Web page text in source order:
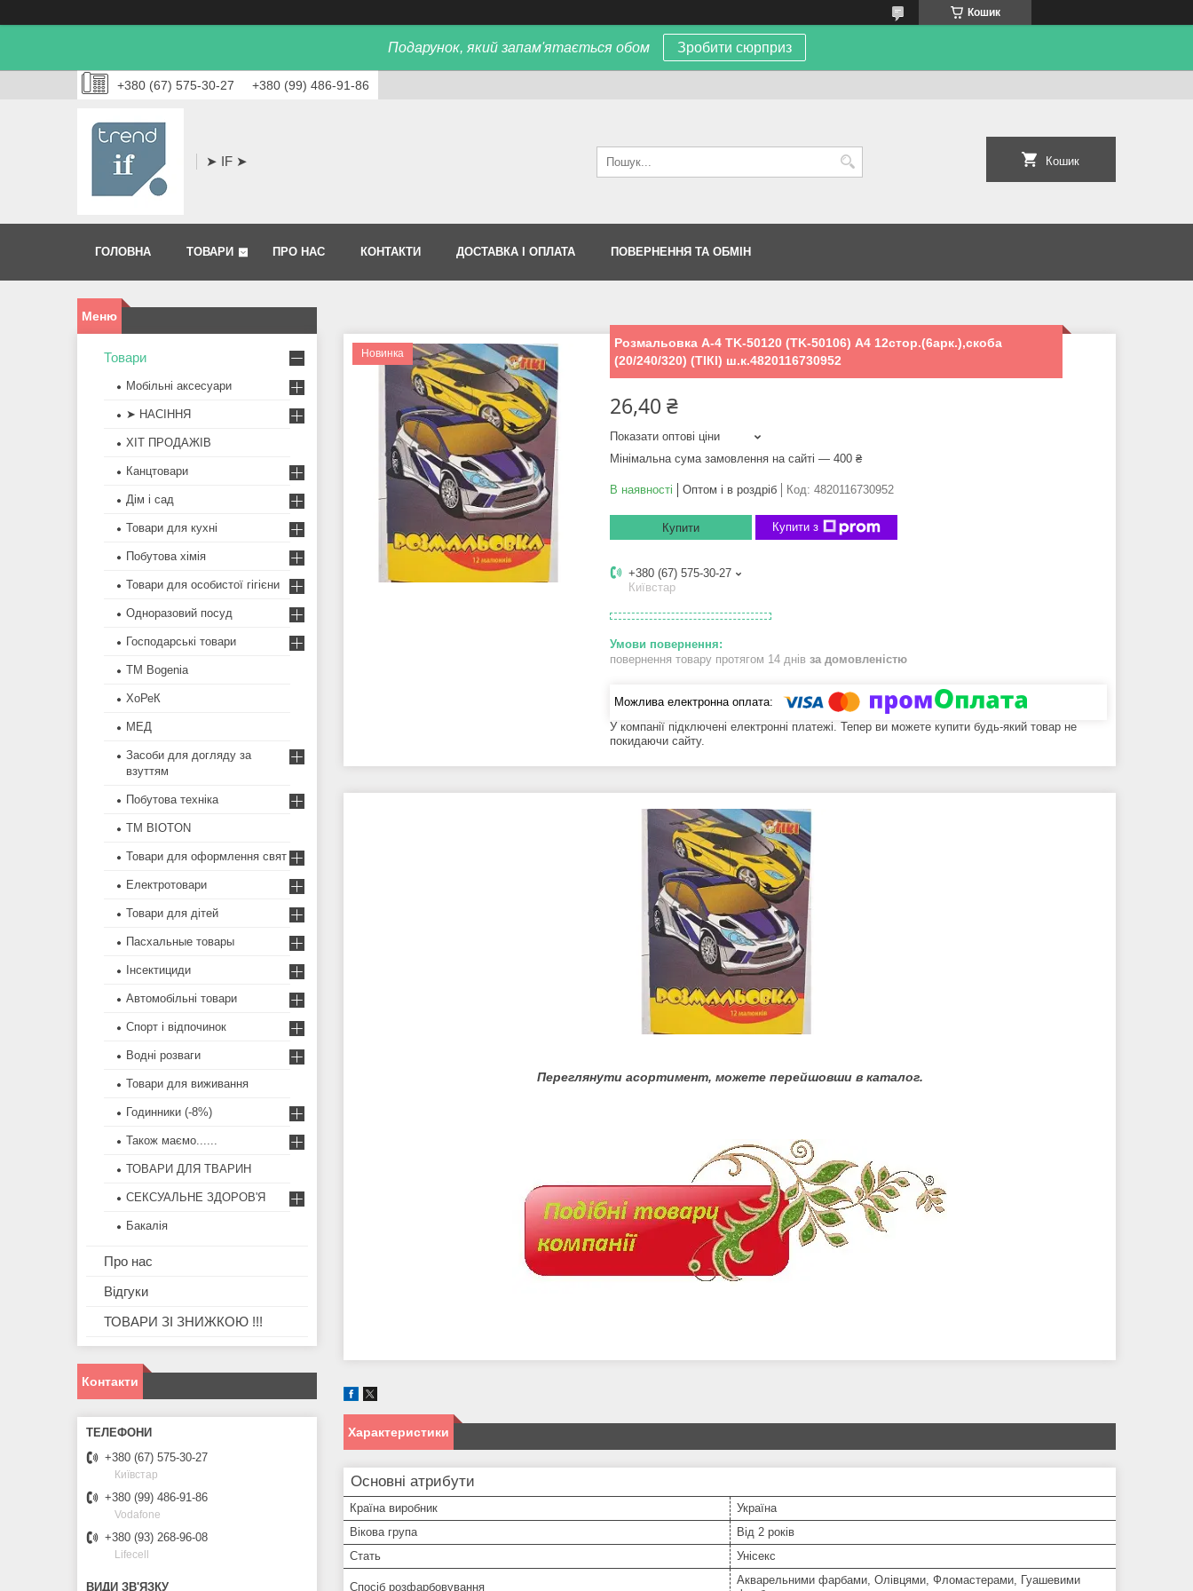
Кошик
Подарунок, який запам'ятається обом Зробити сюрприз
+380 (67) 575-30-27 +380 (99) 486-91-86
➤ IF ➤ Кошик
ГОЛОВНА ТОВАРИ ПРО НАС КОНТАКТИ ДОСТАВКА І ОПЛАТА ПОВЕРНЕННЯ ТА ОБМІН
Новинка
Розмальовка А-4 TK-50120 (TK-50106) А4 12стор.(6арк.),скоба
(20/240/320) (ТІКІ) ш.к.4820116730952
26,40 ₴
Показати оптові ціни
Мінімальна сума замовлення на сайті — 400 ₴
В наявності Оптом і в роздріб Код: 4820116730952
Купити Купити з
+380 (67) 575-30-27
Київстар
повернення товару протягом 14 днів за домовленістю
У компанії підключені електронні платежі. Тепер ви можете купити будь-який товар не
покидаючи сайту.
Переглянути асортимент, можете перейшовши в каталог.
Характеристики
Основні атрибути
Країна виробник
Україна
Вікова група
Від 2 років
Стать
Унісекс
Спосіб розфарбовування
Акварельними фарбами, Олівцями, Фломастерами, Гуашевими
Товари
Мобільні аксесуари
➤ НАСІННЯ
ХІТ ПРОДАЖІВ
Канцтовари
Дім і сад
Товари для кухні
Побутова хімія
Товари для особистої гігієни
Одноразовий посуд
Господарські товари
ТМ Bogenia
ХоРеК
МЕД
Засоби для догляду за
взуттям
Побутова техніка
ТМ BIOTON
Товари для оформлення свят
Електротовари
Товари для дітей
Пасхальные товары
Інсектициди
Автомобільні товари
Спорт і відпочинок
Водні розваги
Товари для виживання
Годинники (-8%)
Також маємо......
ТОВАРИ ДЛЯ ТВАРИН
СЕКСУАЛЬНЕ ЗДОРОВ'Я
Бакалія
Про нас
Відгуки
ТОВАРИ ЗІ ЗНИЖКОЮ !!!
Контакти
+380 (67) 575-30-27
Київстар
+380 (99) 486-91-86
Vodafone
+380 (93) 268-96-08
Lifecell